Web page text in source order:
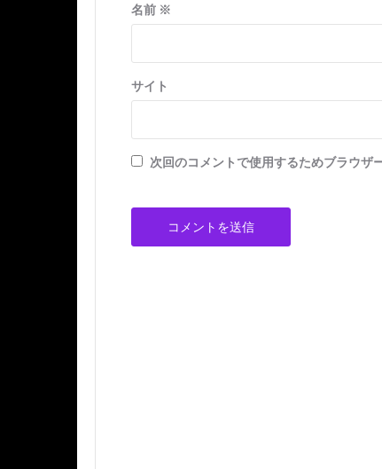
名前 ※
サイト
次回のコメントで使用するためブラウザ